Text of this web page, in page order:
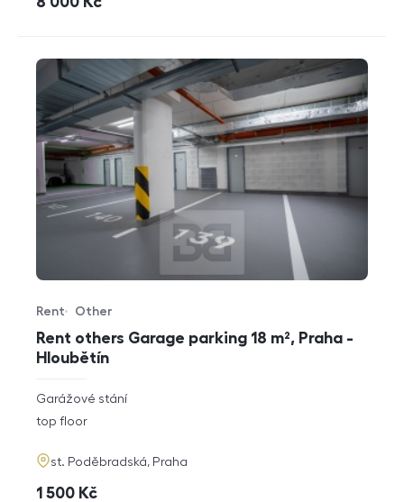
Rent others Garage parking 18 m², Praha -
Hloubětín
Offer type
Rent
Property type
Other
rozměry
disposition
Garážové stání
funkce
top floor
adresa
st. Poděbradská, Praha
cena
1 500 Kč